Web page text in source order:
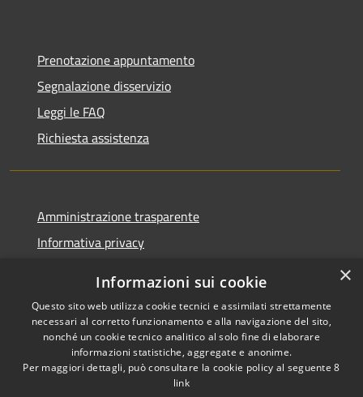
Prenotazione appuntamento
Segnalazione disservizio
Leggi le FAQ
Richiesta assistenza
Amministrazione trasparente
Informativa privacy
Dichiarazione di accessibilità
RSS
Copyright © 2026 • Comune di
×
Informazioni sui cookie
Questo sito web utilizza cookie tecnici e assimilati strettamente
necessari al corretto funzionamento e alla navigazione del sito,
nonché un cookie tecnico analitico al solo fine di elaborare
informazioni statistiche, aggregate e anonime.
Per maggiori dettagli, può consultare la cookie policy al seguente8
link